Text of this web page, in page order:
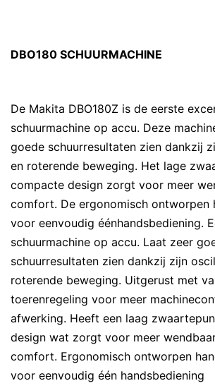
DBO180 SCHUURMACHINE
De Makita DBO180Z is de eerste
schuurmachine op accu. Deze
goede schuurresultaten zien dankzij
en roterende beweging. Het lage
compacte design zorgt voor meer
comfort. De ergonomisch ontworpen
voor eenvoudig éénhandsbediening.
schuurmachine op accu. Laat zeer
schuurresultaten zien dankzij zijn
roterende beweging. Uitgerust met
toerenregeling voor meer
afwerking. Heeft een laag
design wat zorgt voor meer
comfort. Ergonomisch ontworpen
voor eenvoudig één handsbediening